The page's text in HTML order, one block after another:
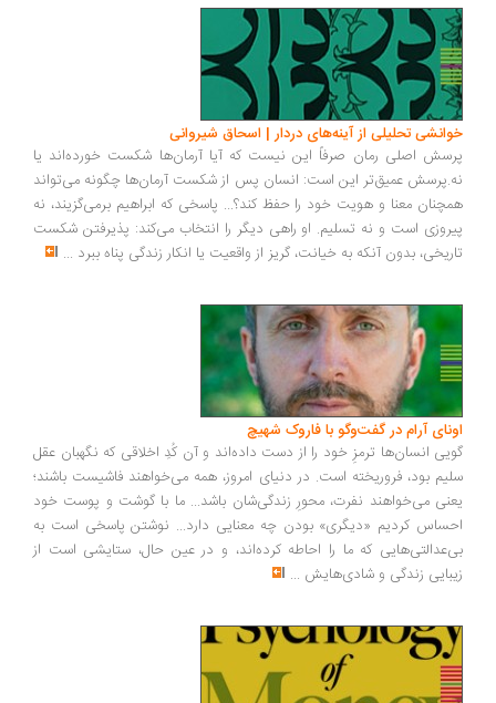
تحلیلی از آینه‌های دردار | اسحاق شیروانی
اصلی رمان صرفاً این نیست که آیا آرمان‌ها شکست خورده‌اند یا
عمیق‌تر این است: انسان پس از شکست آرمان‌ها چگونه می‌تواند
معنا و هویت خود را حفظ کند؟... پاسخی که ابراهیم برمی‌گزیند، نه
است و نه تسلیم. او راهی دیگر را انتخاب می‌کند: پذیرفتن شکست
بدون آنکه به خیانت، گریز از واقعیت یا انکار زندگی پناه ببرد...
آرام در گفت‌وگو با فاروک شهیچ‭
انسان‌ها ترمزِ خود را از دست داده‌اند و آن کُدِ اخلاقی که نگهبان عقل
بود، فروریخته است. در دنیای امروز، همه می‌خواهند فاشیست باشند؛
می‌خواهند نفرت، محورِ زندگی‌شان باشد... ما با گوشت و پوست خود
کردیم «دیگری» بودن چه معنایی دارد... نوشتن پاسخی است به
که ما را احاطه کرده‌اند، و در عین حال، ستایشی است از
زندگی و شادی‌هایش...